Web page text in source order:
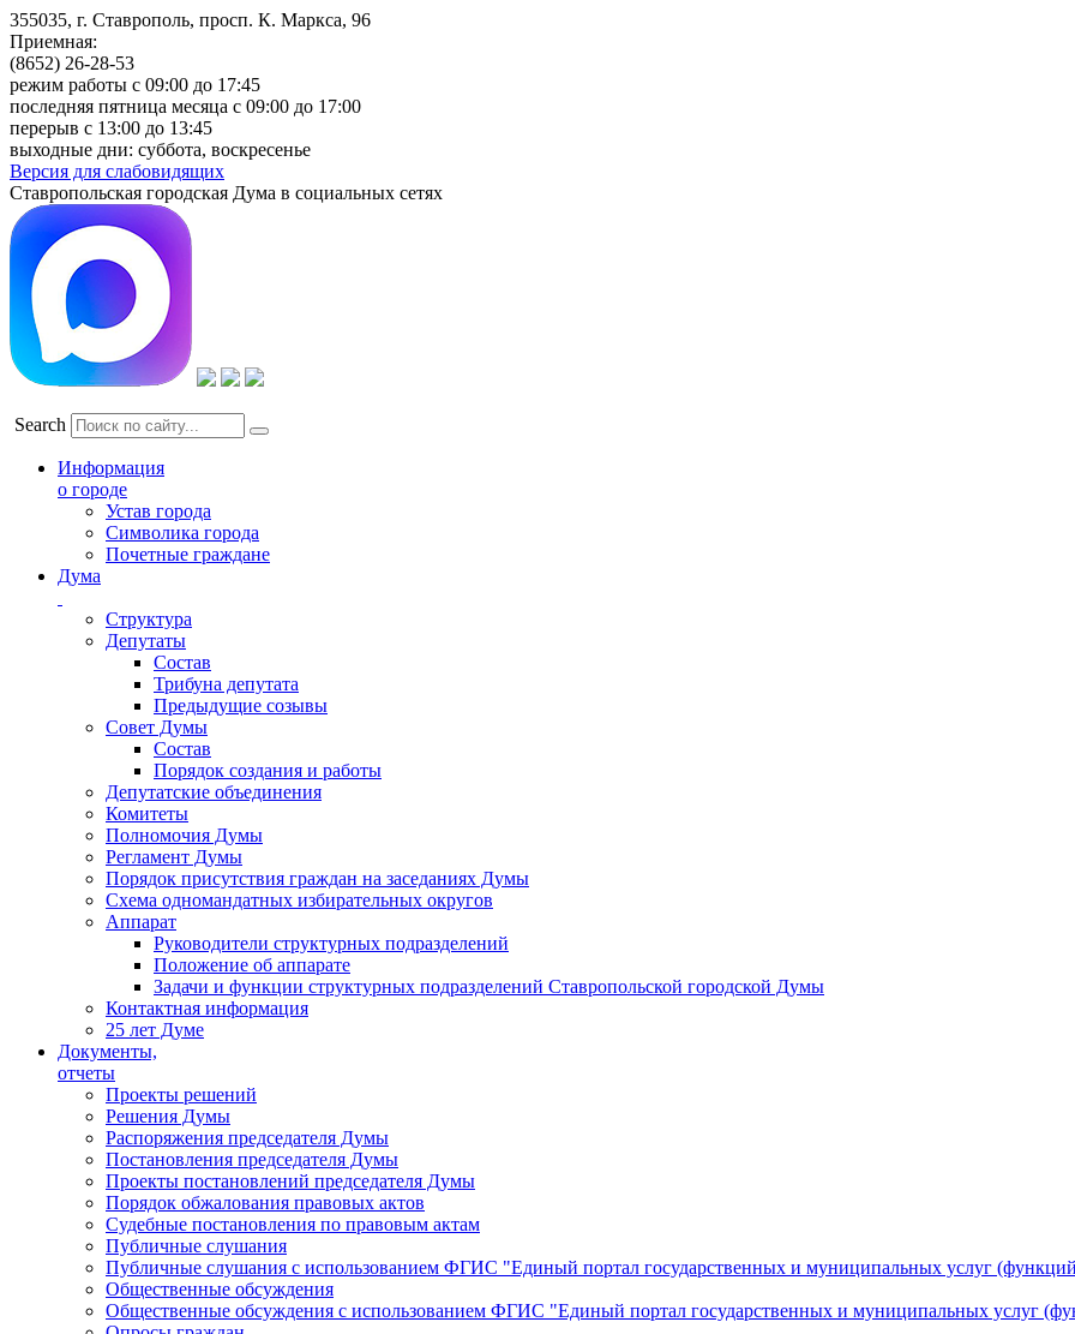
355035, г. Ставрополь, просп. К. Маркса, 96
Приемная:
(8652) 26-28-53
режим работы с 09:00 до 17:45
последняя пятница месяца с 09:00 до 17:00
перерыв с 13:00 до 13:45
выходные дни: суббота, воскресенье
Версия для слабовидящих
Ставропольская городская Дума в социальных сетях
Search
Информация
о городе
Устав города
Символика города
Почетные граждане
Дума
Структура
Депутаты
Состав
Трибуна депутата
Предыдущие созывы
Совет Думы
Состав
Порядок создания и работы
Депутатские объединения
Комитеты
Полномочия Думы
Регламент Думы
Порядок присутствия граждан на заседаниях Думы
Схема одномандатных избирательных округов
Аппарат
Руководители структурных подразделений
Положение об аппарате
Задачи и функции структурных подразделений Ставропольской городской Думы
Контактная информация
25 лет Думе
Документы,
отчеты
Проекты решений
Решения Думы
Распоряжения председателя Думы
Постановления председателя Думы
Проекты постановлений председателя Думы
Порядок обжалования правовых актов
Судебные постановления по правовым актам
Публичные слушания
Публичные слушания с использованием ФГИС "Единый портал государственных и муниципальных услуг
Общественные обсуждения
Общественные обсуждения с использованием ФГИС "Единый портал государственных и муниципальных услуг